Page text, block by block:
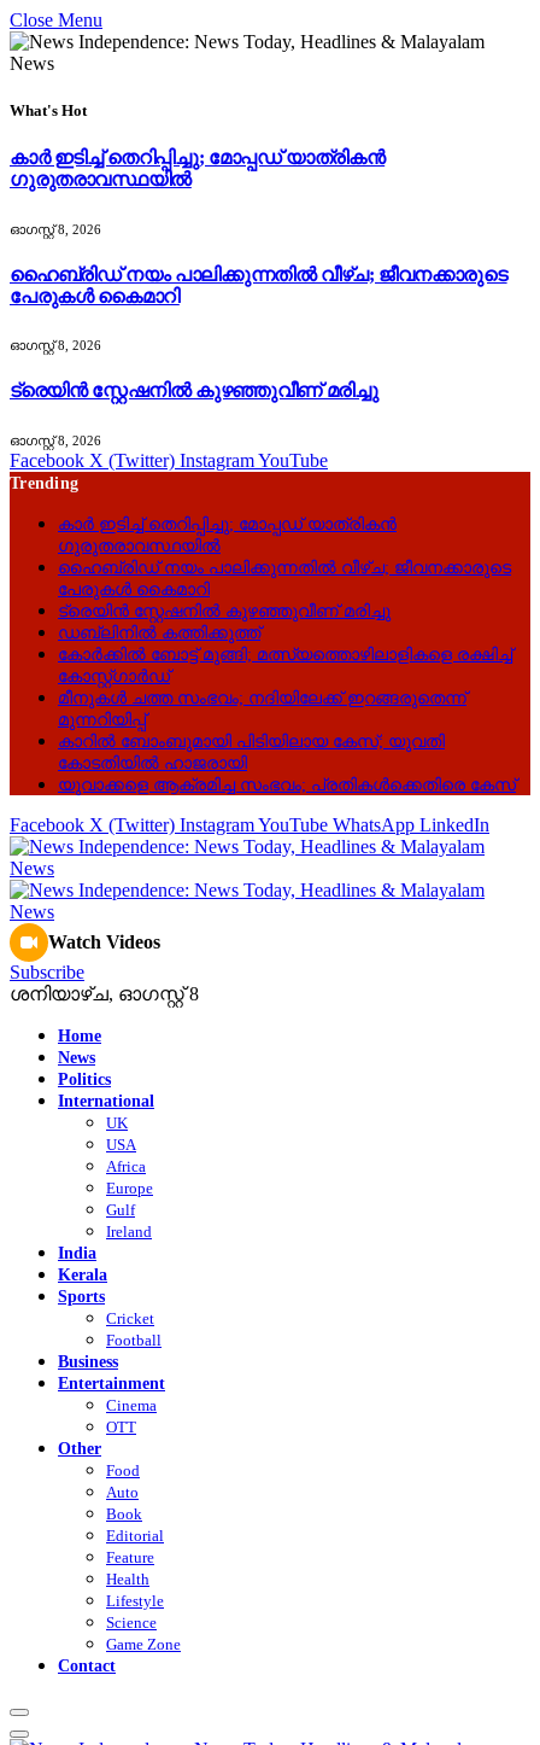
Close Menu
What's Hot
കാർ ഇടിച്ച് തെറിപ്പിച്ചു; മോപ്പഡ് യാത്രികൻ
ഗുരുതരാവസ്ഥയിൽ
ഓഗസ്റ്റ്‌ 8, 2026
ഹൈബ്രിഡ് നയം പാലിക്കുന്നതിൽ വീഴ്ച; ജീവനക്കാരുടെ
പേരുകൾ കൈമാറി
ഓഗസ്റ്റ്‌ 8, 2026
ട്രെയിൻ സ്റ്റേഷനിൽ കുഴഞ്ഞുവീണ് മരിച്ചു
ഓഗസ്റ്റ്‌ 8, 2026
Facebook X (Twitter) InstagramYouTube
Trending
കാർ ഇടിച്ച് തെറിപ്പിച്ചു; മോപ്പഡ് യാത്രികൻ
ഗുരുതരാവസ്ഥയിൽ
ഹൈബ്രിഡ് നയം പാലിക്കുന്നതിൽ വീഴ്ച; ജീവനക്കാരുടെ
പേരുകൾ കൈമാറി
ട്രെയിൻ സ്റ്റേഷനിൽ കുഴഞ്ഞുവീണ് മരിച്ചു
ഡബ്ലിനിൽ കത്തിക്കുത്ത്
കോർക്കിൽ ബോട്ട് മുങ്ങി; മത്സ്യത്തൊഴിലാളികളെ രക്ഷിച്ച്
കോസ്റ്റ്ഗാർഡ്
മീനുകൾ ചത്ത സംഭവം; നദിയിലേക്ക് ഇറങ്ങരുതെന്ന്
മുന്നറിയിപ്പ്
കാറിൽ ബോംബുമായി പിടിയിലായ കേസ്; യുവതി
കോടതിയിൽ ഹാജരായി
യുവാക്കളെ ആക്രമിച്ച സംഭവം; പ്രതികൾക്കെതിരെ കേസ്
Facebook X (Twitter) InstagramYouTube WhatsApp LinkedIn
Watch Videos
Subscribe
ശനിയാഴ്‌ച, ഓഗസ്റ്റ്‌ 8
Home
News
Politics
International
UK
USA
Africa
Europe
Gulf
Ireland
India
Kerala
Sports
Cricket
Football
Business
Entertainment
Cinema
OTT
Other
Food
Auto
Book
Editorial
Feature
Health
Lifestyle
Science
Game Zone
Contact